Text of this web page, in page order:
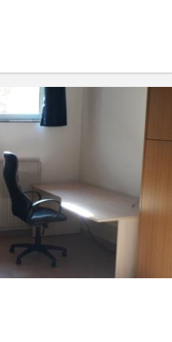
KV 1905
sur Louvain-la-Neuve Beau
de 45M2 à louer Parfait
pour les charges 100 euros
(électricité, chauffage,
Séjour carrelé, cuisine...